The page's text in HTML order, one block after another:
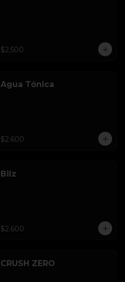
$2.500
Agua Tónica
$2.600
Bilz
$2.600
CRUSH ZERO